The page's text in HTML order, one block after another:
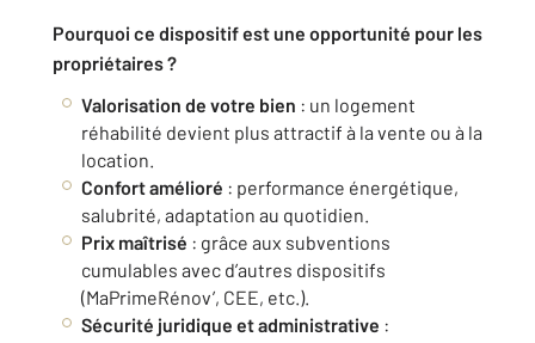
Pourquoi ce dispositif est une opportunité pour les
propriétaires ?
Valorisation de votre bien : un logement
réhabilité devient plus attractif à la vente ou à la
location.
Confort amélioré : performance énergétique,
salubrité, adaptation au quotidien.
Prix maîtrisé : grâce aux subventions
cumulables avec d’autres dispositifs
(MaPrimeRénov’, CEE, etc.).
Sécurité juridique et administrative :